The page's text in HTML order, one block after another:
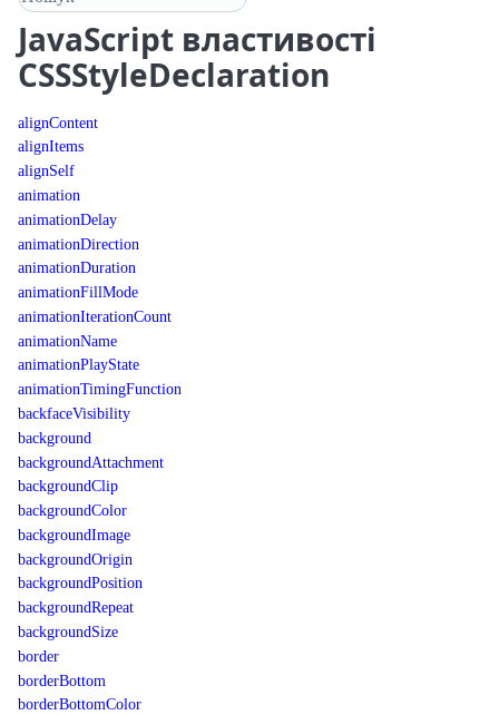
JavaScript властивості
CSSStyleDeclaration
alignContent
alignItems
alignSelf
animation
animationDelay
animationDirection
animationDuration
animationFillMode
animationIterationCount
animationName
animationPlayState
animationTimingFunction
backfaceVisibility
background
backgroundAttachment
backgroundClip
backgroundColor
backgroundImage
backgroundOrigin
backgroundPosition
backgroundRepeat
backgroundSize
border
borderBottom
borderBottomColor